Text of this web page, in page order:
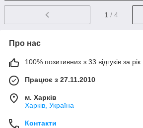
1 / 4
Про нас
100% позитивних з 33 відгуків за рік
Працює з 27.11.2010
м. Харків
Харків, Україна
Контакти